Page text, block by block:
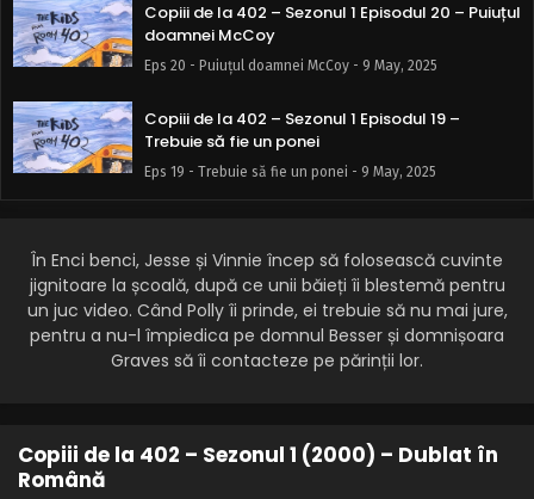
Copiii de la 402 – Sezonul 1 Episodul 20 – Puiuțul
doamnei McCoy
Eps 20 - Puiuțul doamnei McCoy - 9 May, 2025
Copiii de la 402 – Sezonul 1 Episodul 19 –
Trebuie să fie un ponei
Eps 19 - Trebuie să fie un ponei - 9 May, 2025
Eps 18 - Soi rău - 9 May, 2025
Copiii de la 402 – Sezonul 1 Episodul 17 – Mercur
e retrograd
Eps 17 - Mercur e retrograd - 9 May, 2025
păianjeni și fiare spațiale
În Enci benci, Jesse și Vinnie încep să folosească cuvinte
jignitoare la școală, după ce unii băieți îi blestemă pentru
un juc video. Când Polly îi prinde, ei trebuie să nu mai jure,
pentru a nu-l împiedica pe domnul Besser și domnișoara
Graves să îi contacteze pe părinții lor.
Copiii de la 402 – Sezonul 1 (2000) – Dublat în
Română